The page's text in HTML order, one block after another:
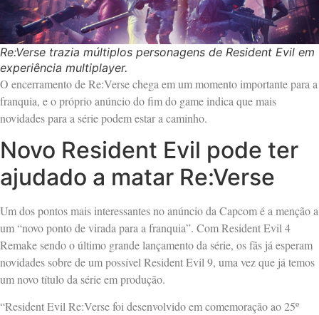
Re:Verse trazia múltiplos personagens de Resident Evil em
experiência multiplayer.
O encerramento de Re:Verse chega em um momento importante para a
franquia, e o próprio anúncio do fim do game indica que mais
novidades para a série podem estar a caminho.
Novo Resident Evil pode ter
ajudado a matar Re:Verse
Um dos pontos mais interessantes no anúncio da Capcom é a menção a
um “novo ponto de virada para a franquia”. Com Resident Evil 4
Remake sendo o último grande lançamento da série, os fãs já esperam
novidades sobre de um possível Resident Evil 9, uma vez que já temos
um novo título da série em produção.
“Resident Evil Re:Verse foi desenvolvido em comemoração ao 25º